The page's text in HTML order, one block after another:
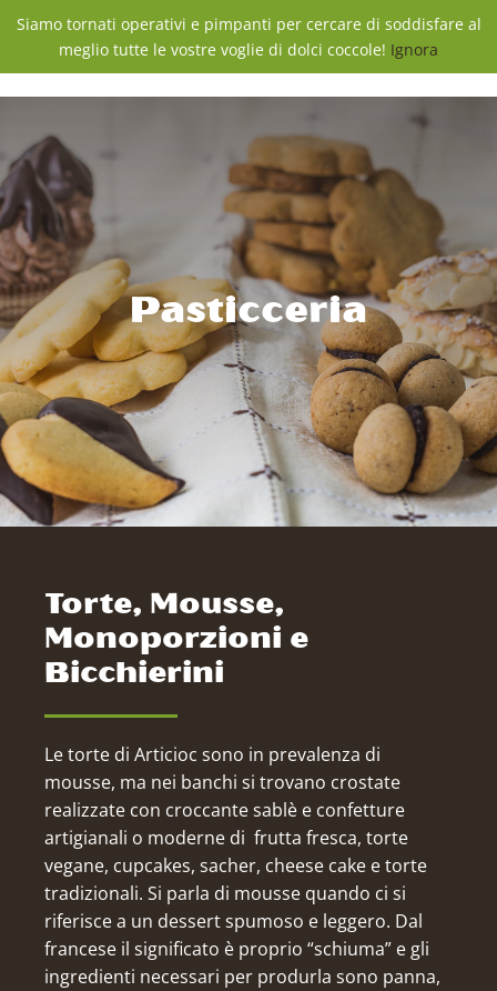
Siamo tornati operativi e pimpanti per cercare di soddisfare al
meglio tutte le vostre voglie di dolci coccole! Ignora
Salta
contenuto
Pasticceria
Torte, Mousse,
Monoporzioni e
Bicchierini
Le torte di Articioc sono in prevalenza di
mousse, ma nei banchi si trovano crostate
realizzate con croccante sablè e confetture
artigianali o moderne di frutta fresca, torte
vegane, cupcakes, sacher, cheese cake e torte
tradizionali. Si parla di mousse quando ci si
riferisce a un dessert spumoso e leggero. Dal
francese il significato è proprio “schiuma” e gli
ingredienti necessari per produrla sono panna,